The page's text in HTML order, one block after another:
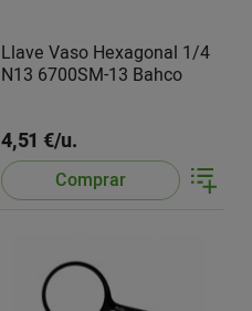
Llave Vaso Hexagonal 1/4
N13 6700SM-13 Bahco
4,51 €/u.
Comprar